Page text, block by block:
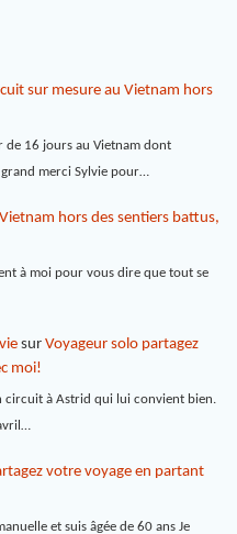
sur mesure au Vietnam hors
de 16 jours au Vietnam dont
merci Sylvie pour…
hors des sentiers battus,
à moi pour vous dire que tout se
sur Voyageur solo partagez
moi!
circuit à Astrid qui lui convient bien.
votre voyage en partant
et suis âgée de 60 ans Je